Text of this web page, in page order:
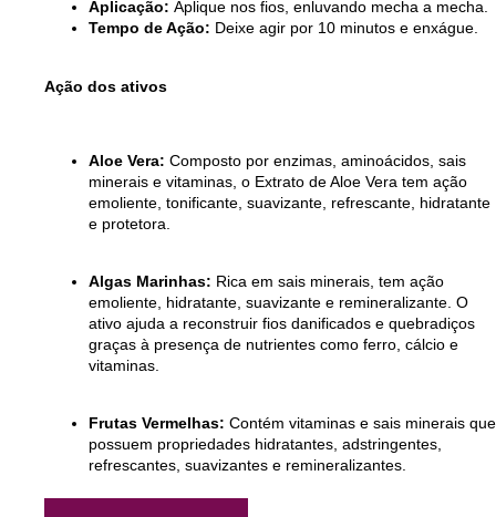
Aplicação: Aplique nos fios, enluvando mecha a mecha.
Tempo de Ação: Deixe agir por 10 minutos e enxágue.
Ação dos ativos
Aloe Vera: Composto por enzimas, aminoácidos, sais
minerais e vitaminas, o Extrato de Aloe Vera tem ação
emoliente, tonificante, suavizante, refrescante, hidratante
e protetora.
Algas Marinhas: Rica em sais minerais, tem ação
emoliente, hidratante, suavizante e remineralizante. O
ativo ajuda a reconstruir fios danificados e quebradiços
graças à presença de nutrientes como ferro, cálcio e
vitaminas.
Frutas Vermelhas: Contém vitaminas e sais minerais que
possuem propriedades hidratantes, adstringentes,
refrescantes, suavizantes e remineralizantes.